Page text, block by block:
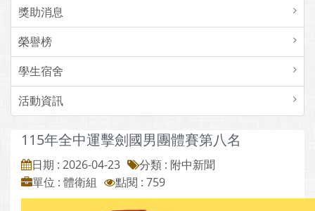
獎助消息
榮譽榜
學生宿舍
活動資訊
115年全中運擊劍國男團體賽第八名
日期 : 2026-04-23
分類 : 附中新聞
單位 : 體衛組
點閱 : 759